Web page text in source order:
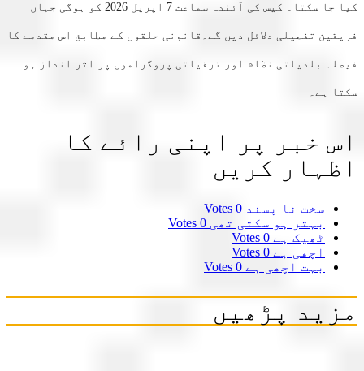
کیا جا سکتا۔ کیس کی آئندہ سماعت 7 اپریل 2026 کو ہوگی جہاں
تفصیلی دلائل دیں گے۔قانونی حلقوں کے مطابق اس مقدمے کا
بلدیاتی نظام اور ترقیاتی پروگراموں پر اثر انداز ہو
ہے۔
خبر پر اپنی رائے کا
کریں
سخت نا پسند 0 Votes
بہتر ہو سکتی تھی
0 Votes
ٹھیک ہے
اچھی ہے
بہت اچھی ہے
پڑھیں